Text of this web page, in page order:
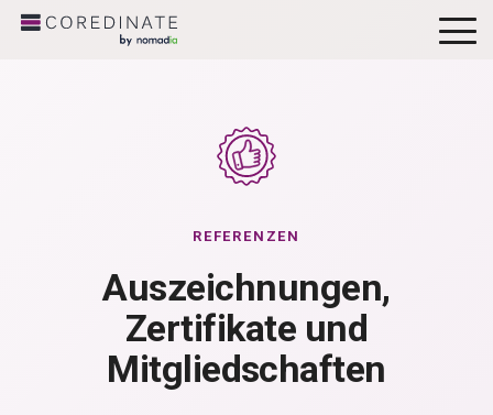
REFERENZEN
Auszeichnungen,
Zertifikate und
Mitgliedschaften